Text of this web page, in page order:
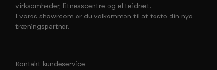
virksomheder, fitnesscentre og eliteidræt.
I vores showroom er du velkommen til at teste din nye
træningspartner.
Kontakt kundeservice